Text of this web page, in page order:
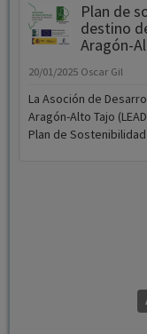
Plan de
destino
Aragón-
20/01/2025 Oscar Gil
La Asoción de
Aragón-Alto Tajo
Plan de Sostenibilidad